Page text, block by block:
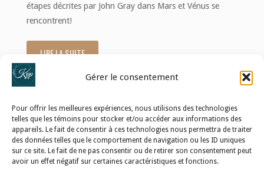
Gérer le consentement
Pour offrir les meilleures expériences, nous utilisons des technologies
telles que les témoins pour stocker et/ou accéder aux informations des
appareils. Le fait de consentir à ces technologies nous permettra de traiter
des données telles que le comportement de navigation ou les ID uniques
sur ce site. Le fait de ne pas consentir ou de retirer son consentement peut
avoir un effet négatif sur certaines caractéristiques et fonctions.
étapes décrites par John Gray dans Mars et Vénus se
rencontrent!
LIRE LA SUITE"Les
premières
étapes
du
processus
POLITIQUE DE CONFIDENTIALITÉ
POLITIQUE DE TÉMOINS (UE)